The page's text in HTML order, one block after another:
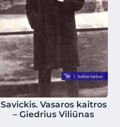
Savickis. Vasaros kaitros
– Giedrius Viliūnas